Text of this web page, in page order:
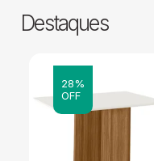
Destaques
28%
OFF